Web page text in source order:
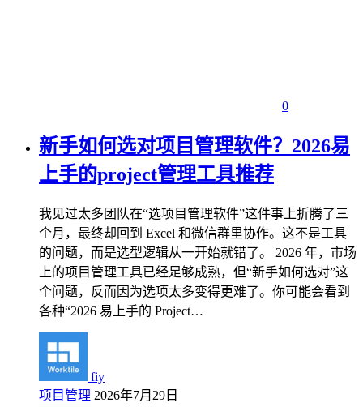
0
新手如何选对项目管理软件？2026易
上手的project管理工具推荐
我见过太多团队在“选项目管理软件”这件事上折腾了三
个月，最终却回到 Excel 和微信群里协作。这不是工具
的问题，而是选型逻辑从一开始就错了。 2026 年，市场
上的项目管理工具已经足够成熟，但“新手如何选对”这
个问题，反而因为选项太多变得更难了。你可能会看到
各种“2026 易上手的 Project…
fiy
项目管理 2026年7月29日